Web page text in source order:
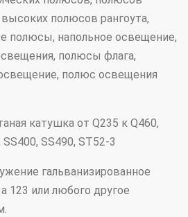
полюсов рангоута,
полюсы, напольное освещение,
полюсы флага,
полюс освещения
катушка от Q235 к Q460,
SS400, SS490, ST52-3
гальванизированное
123 или любого другое